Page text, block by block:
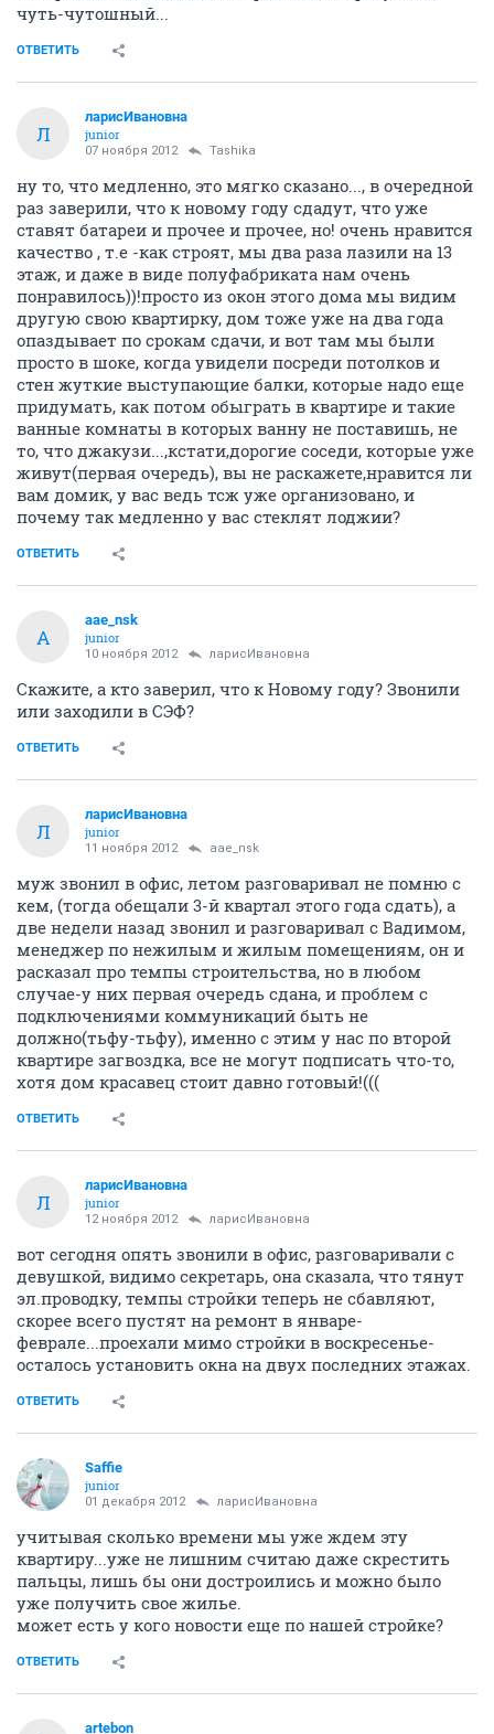
чуть-чутошный...
ОТВЕТИТЬ
Л
ларисИвановна
junior
07 ноября 2012 Tashika
ну то, что медленно, это мягко сказано..., в очередной
раз заверили, что к новому году сдадут, что уже
ставят батареи и прочее и прочее, но! очень нравится
качество , т.е -как строят, мы два раза лазили на 13
этаж, и даже в виде полуфабриката нам очень
понравилось))!просто из окон этого дома мы видим
другую свою квартирку, дом тоже уже на два года
опаздывает по срокам сдачи, и вот там мы были
просто в шоке, когда увидели посреди потолков и
стен жуткие выступающие балки, которые надо еще
придумать, как потом обыграть в квартире и такие
ванные комнаты в которых ванну не поставишь, не
то, что джакузи...,кстати,дорогие соседи, которые уже
живут(первая очередь), вы не раскажете,нравится ли
вам домик, у вас ведь тсж уже организовано, и
почему так медленно у вас стеклят лоджии?
ОТВЕТИТЬ
A
aae_nsk
junior
10 ноября 2012 ларисИвановна
Скажите, а кто заверил, что к Новому году? Звонили
или заходили в СЭФ?
ОТВЕТИТЬ
Л
ларисИвановна
junior
11 ноября 2012 aae_nsk
муж звонил в офис, летом разговаривал не помню с
кем, (тогда обещали 3-й квартал этого года сдать), а
две недели назад звонил и разговаривал с Вадимом,
менеджер по нежилым и жилым помещениям, он и
расказал про темпы строительства, но в любом
случае-у них первая очередь сдана, и проблем с
подключениями коммуникаций быть не
должно(тьфу-тьфу), именно с этим у нас по второй
квартире загвоздка, все не могут подписать что-то,
хотя дом красавец стоит давно готовый!(((
ОТВЕТИТЬ
Л
ларисИвановна
junior
12 ноября 2012 ларисИвановна
вот сегодня опять звонили в офис, разговаривали с
девушкой, видимо секретарь, она сказала, что тянут
эл.проводку, темпы стройки теперь не сбавляют,
скорее всего пустят на ремонт в январе-
феврале...проехали мимо стройки в воскресенье-
осталось установить окна на двух последних этажах.
ОТВЕТИТЬ
Saffie
junior
01 декабря 2012 ларисИвановна
учитывая сколько времени мы уже ждем эту
квартиру...уже не лишним считаю даже скрестить
пальцы, лишь бы они достроились и можно было
уже получить свое жилье.
может есть у кого новости еще по нашей стройке?
ОТВЕТИТЬ
artebon